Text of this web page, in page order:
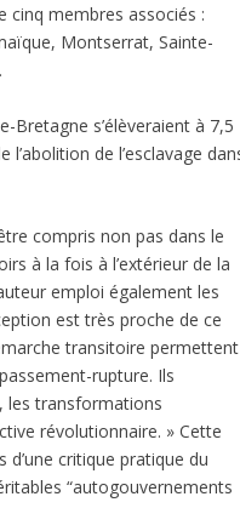
cinq membres associés :
Montserrat, Sainte-
Bretagne s’élèveraient à 7,5
de l’esclavage
compris non pas dans le
à la fois à l’extérieur de la
emploi également les
est très proche de ce
transitoire permettent
rupture. Ils
les transformations
révolutionnaire. » Cette
critique pratique du
“autogouvernements